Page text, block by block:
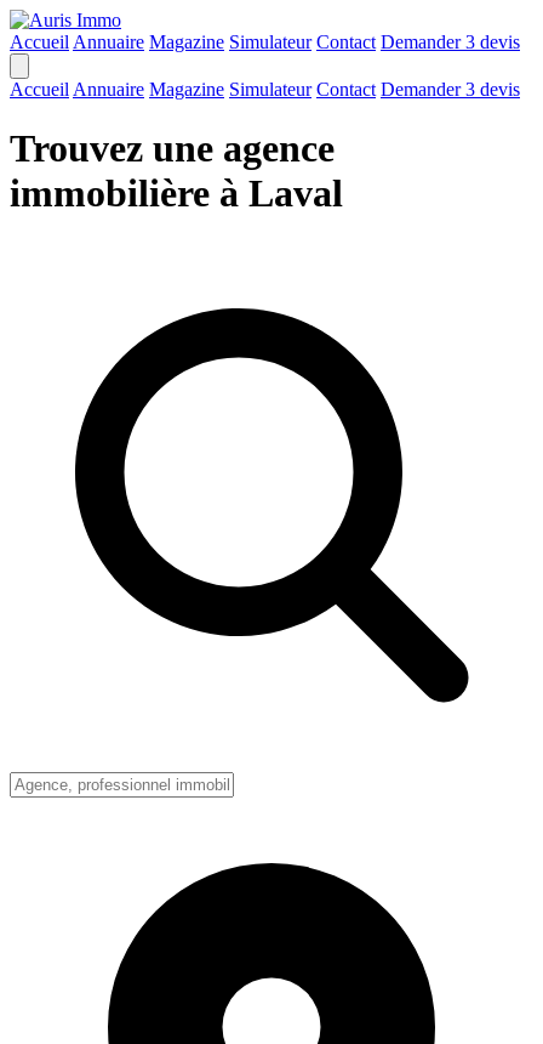
Accueil Annuaire Magazine Simulateur Contact Demander 3 devis
Accueil Annuaire Magazine Simulateur Contact Demander 3 devis
Trouvez une agence
immobilière à Laval